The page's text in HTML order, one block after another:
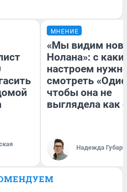
МНЕНИЕ
«Мы видим
Нолана»: с
настроем
смотреть
чтобы она не
выглядела как
Надежда Губарь